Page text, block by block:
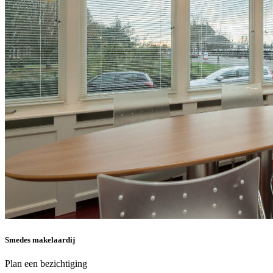
Smedes makelaardij
Plan een bezichtiging